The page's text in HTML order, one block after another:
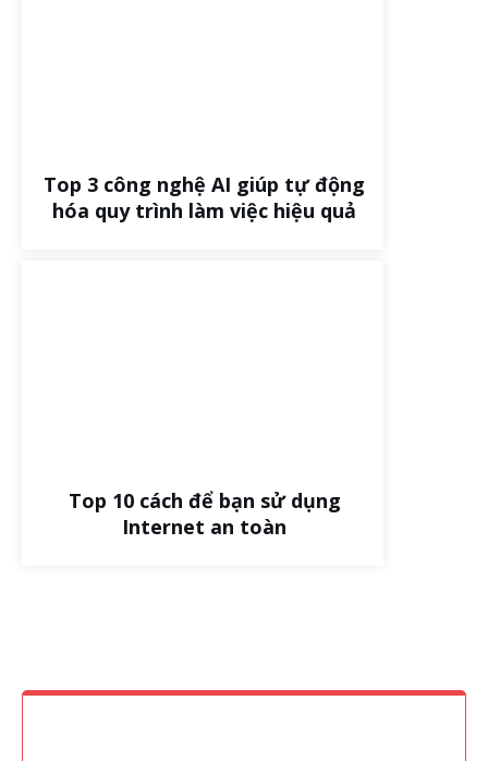
Top 3 công nghệ AI giúp tự động
hóa quy trình làm việc hiệu quả
Top 10 cách để bạn sử dụng
Internet an toàn